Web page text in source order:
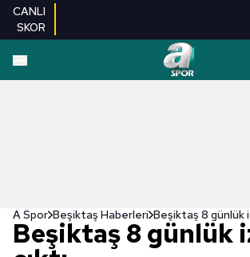
CANLI
SKOR
A Spor Beşiktaş Haberleri Beşiktaş 8 günlük
Beşiktaş 8 günlük